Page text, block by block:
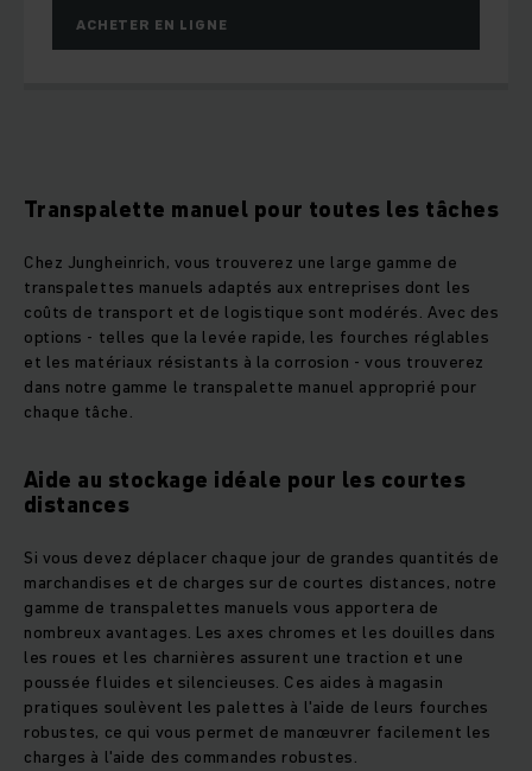
ACHETER EN LIGNE
Transpalette manuel pour toutes les tâches
Chez Jungheinrich, vous trouverez une large gamme de
transpalettes manuels adaptés aux entreprises dont les
coûts de transport et de logistique sont modérés. Avec des
options - telles que la levée rapide, les fourches réglables
et les matériaux résistants à la corrosion - vous trouverez
dans notre gamme le transpalette manuel approprié pour
chaque tâche.
Aide au stockage idéale pour les courtes
distances
Si vous devez déplacer chaque jour de grandes quantités de
marchandises et de charges sur de courtes distances, notre
gamme de transpalettes manuels vous apportera de
nombreux avantages. Les axes chromes et les douilles dans
les roues et les charnières assurent une traction et une
poussée fluides et silencieuses. Ces aides à magasin
pratiques soulèvent les palettes à l'aide de leurs fourches
robustes, ce qui vous permet de manœuvrer facilement les
charges à l'aide des commandes robustes.